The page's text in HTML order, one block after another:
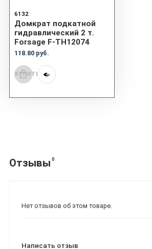
6132
Домкрат подкатной
гидравлический 2 т.
Forsage F-TH12074
118.80 руб.
КУПИТЬ
Отзывы 0
Нет отзывов об этом товаре.
Написать отзыв